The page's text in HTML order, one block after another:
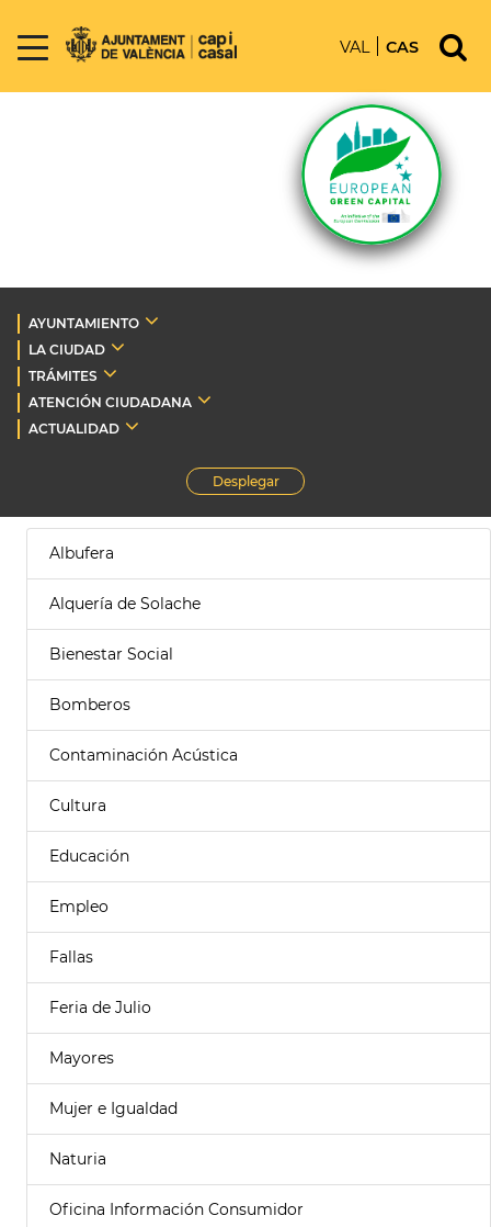
VAL CAS
AYUNTAMIENTO
LA CIUDAD
TRÁMITES
ATENCIÓN CIUDADANA
ACTUALIDAD
Desplegar
Albufera
Alquería de Solache
Bienestar Social
Bomberos
Contaminación Acústica
Cultura
Educación
Empleo
Fallas
Feria de Julio
Mayores
Mujer e Igualdad
Naturia
Oficina Información Consumidor